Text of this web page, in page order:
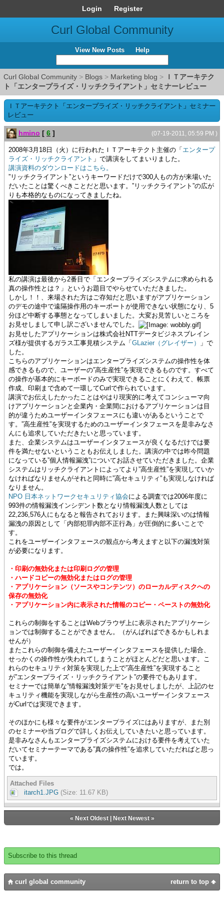
Login Register
Curl Global Community
View New Posts Help
Curl Global Community > Blogs > Marketing blog >
ＩＴアーキテク
ト「エンタープライズ・リッチクライアント」セミナーレビュー
ＩＴアーキテクト「エンタープライズ・リッチクライアント」セミナー
レビュー
(07-19-2011, 05:59 PM )
hmino [ 6 ]
2008年3月18日（火）に行われたＩＴアーキテクト主催の「 エンタープ
ライズ・リッチクライアント 」で講演をしてまいりました。
講演資料のダウンロードはこちら。
”リッチクライアント”というキーワードだけで300人もの方が来場いた
だいたことは驚くべきことだと思います。”リッチクライアント”の広が
りも本格的なものになってきましたね。
私の講演は最後から2番目で「エンタープライズシステムに求められる
真の操作性とは？」というお題目でやらせていただきました。
しかし！！、来場された方はご存知だと思いますがアプリケーション
のデモの途中で遠隔操作用のキーボートが使用できない状態になり、5
分ほど中断する事態となってしまいました。大変お見苦しいところを
お見せしまして申し訳ございませんでした。
お見せしたアプリケーションは株式会社NTTデータビジネスブレイン
ズ様が提供するガラス工事見積システム「 GLazier（グレイザー）
」で
した。
こちらのアプリケーションはエンタープライズシステムの操作性を体
感できるもので、ユーザーの”高生産性”を実現できるものです。すべて
の操作が基本的にキーボードのみで実現できることにくわえて、帳票
作成、印刷まで含めて一環してCurlで作られています。
講演でお伝えしたかったことはやはり現実的に考えてコンシューマ向
けアプリケーションと企業内・企業間におけるアプリケーションは目
的が違うためユーザーインタフェースにも違いがあるということで
す。”高生産性”を実現するためのユーザーインタフェースを是非みなさ
んにも追求していただきたいと思っています。
また、企業システムはユーザーインタフェースが良くなるだけでは要
件を満たせないということもお伝えしました。講演の中では昨今問題
になっている”個人情報漏洩”についてお話させていただきました。企業
システムはリッチクライアントによってより”高生産性”を実現していか
なければなりませんがそれと同時に”高セキュリティ”も実現しなければ
なりません。
NPO 日本ネットワークセキュリティ協会による調査では2006年度に
993件の情報漏洩インシデント数となり情報漏洩人数としては
22,236,576人にもなると報告されております。また興味深いのは情報
漏洩の原因として「内部犯罪内部不正行為」が圧倒的に多いことで
す。
これをユーザーインタフェースの観点から考えますと以下の漏洩対策
が必要になります。
・印刷の無効化または印刷ログの管理
・ハードコピーの無効化またはログの管理
・アプリケーション（ソースやコンテンツ）のローカルディスクへの
保存の無効化
・アプリケーション内に表示された情報のコピー・ペーストの無効化
これらの制御をすることはWebブラウザ上に表示されたアプリケーシ
ョンでは制御することができません。（がんばればできるかもしれま
せんが）
またこれらの制御を備えたユーザーインタフェースを提供した場合、
せっかくの操作性が失われてしまうことがほとんどだと思います。こ
れらのセキュリティ対策を実現した上で”高生産性”を実現すること
が”エンタープライズ・リッチクライアント”の要件でもあります。
セミナーでは簡単な”情報漏洩対策デモ”をお見せしましたが、上記のセ
キュリティ機能を実現しながら生産性の高いユーザーインタフェース
がCurlでは実現できます。
そのほかにも様々な要件がエンタープライズにはありますが、また別
のセミナーや当ブログで詳しくお伝えしていきたいと思っています。
是非みなさんもエンタープライズシステムにおける要件を考えていた
だいてセミナーテーマである”真の操作性”を追求していただればと思っ
ています。
では。
Attached Files
itarch1.JPG (Size: 11.67 KB)
« Next Oldest| Next Newest»
Subscribe to this thread
return to top
curl global community